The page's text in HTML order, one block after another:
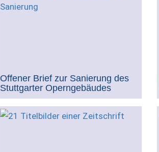
Offener Brief zur Sanierung des
Stuttgarter Operngebäudes